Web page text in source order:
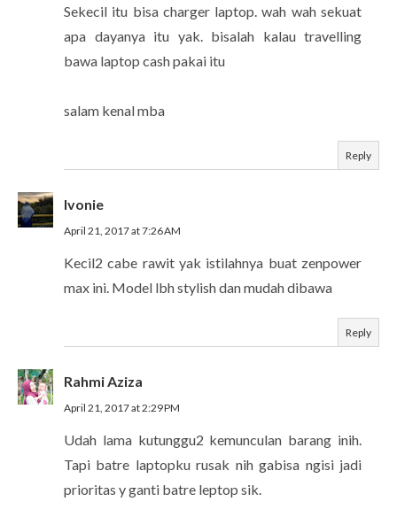
Sekecil itu bisa charger laptop. wah wah sekuat
apa dayanya itu yak. bisalah kalau travelling
bawa laptop cash pakai itu
salam kenal mba
Reply
Ivonie
April 21, 2017 at 7:26 AM
Kecil2 cabe rawit yak istilahnya buat zenpower
max ini. Model lbh stylish dan mudah dibawa
Reply
Rahmi Aziza
April 21, 2017 at 2:29 PM
Udah lama kutunggu2 kemunculan barang inih.
Tapi batre laptopku rusak nih gabisa ngisi jadi
prioritas y ganti batre leptop sik.